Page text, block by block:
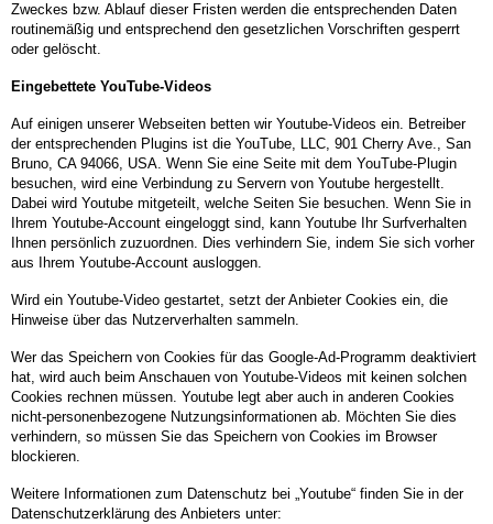
Zweckes bzw. Ablauf dieser Fristen werden die entsprechenden Daten
routinemäßig und entsprechend den gesetzlichen Vorschriften gesperrt
oder gelöscht.
Eingebettete YouTube-Videos
Auf einigen unserer Webseiten betten wir Youtube-Videos ein. Betreiber
der entsprechenden Plugins ist die YouTube, LLC, 901 Cherry Ave., San
Bruno, CA 94066, USA. Wenn Sie eine Seite mit dem YouTube-Plugin
besuchen, wird eine Verbindung zu Servern von Youtube hergestellt.
Dabei wird Youtube mitgeteilt, welche Seiten Sie besuchen. Wenn Sie in
Ihrem Youtube-Account eingeloggt sind, kann Youtube Ihr Surfverhalten
Ihnen persönlich zuzuordnen. Dies verhindern Sie, indem Sie sich vorher
aus Ihrem Youtube-Account ausloggen.
Wird ein Youtube-Video gestartet, setzt der Anbieter Cookies ein, die
Hinweise über das Nutzerverhalten sammeln.
Wer das Speichern von Cookies für das Google-Ad-Programm deaktiviert
hat, wird auch beim Anschauen von Youtube-Videos mit keinen solchen
Cookies rechnen müssen. Youtube legt aber auch in anderen Cookies
nicht-personenbezogene Nutzungsinformationen ab. Möchten Sie dies
verhindern, so müssen Sie das Speichern von Cookies im Browser
blockieren.
Weitere Informationen zum Datenschutz bei „Youtube“ finden Sie in der
Datenschutzerklärung des Anbieters unter: